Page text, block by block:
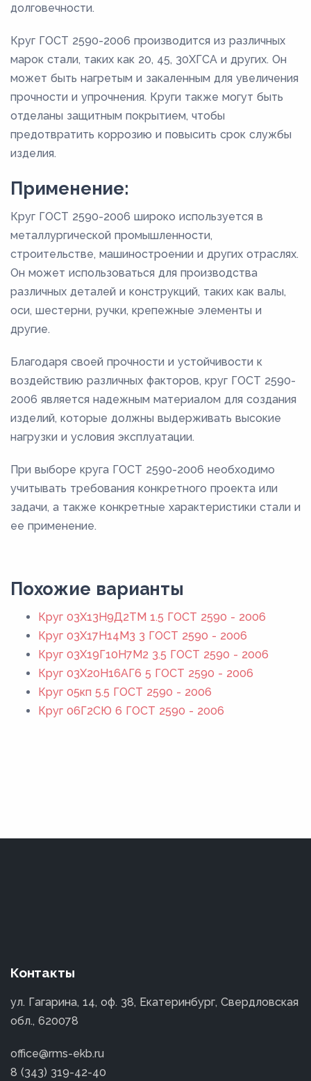
долговечности.
Круг ГОСТ 2590-2006 производится из различных
марок стали, таких как 20, 45, 30ХГСА и других. Он
может быть нагретым и закаленным для увеличения
прочности и упрочнения. Круги также могут быть
отделаны защитным покрытием, чтобы
предотвратить коррозию и повысить срок службы
изделия.
Применение:
Круг ГОСТ 2590-2006 широко используется в
металлургической промышленности,
строительстве, машиностроении и других отраслях.
Он может использоваться для производства
различных деталей и конструкций, таких как валы,
оси, шестерни, ручки, крепежные элементы и
другие.
Благодаря своей прочности и устойчивости к
воздействию различных факторов, круг ГОСТ 2590-
2006 является надежным материалом для создания
изделий, которые должны выдерживать высокие
нагрузки и условия эксплуатации.
При выборе круга ГОСТ 2590-2006 необходимо
учитывать требования конкретного проекта или
задачи, а также конкретные характеристики стали и
ее применение.
Похожие варианты
Круг 03Х13Н9Д2ТМ 1.5 ГОСТ 2590 - 2006
Круг 03Х17Н14М3 3 ГОСТ 2590 - 2006
Круг 03Х19Г10Н7М2 3.5 ГОСТ 2590 - 2006
Круг 03Х20Н16АГ6 5 ГОСТ 2590 - 2006
Круг 05кп 5.5 ГОСТ 2590 - 2006
Круг 06Г2СЮ 6 ГОСТ 2590 - 2006
Контакты
ул. Гагарина, 14, оф. 38, Екатеринбург, Свердловская
обл., 620078
office@rms-ekb.ru
8 (343) 319-42-40